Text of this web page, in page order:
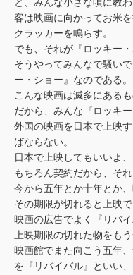
と、みんな小さな頃に教
客は映画に向かってお米
クラッカーを鳴らす。
でも、それが『ロッキー
そうやってみんなで騒い
ー・ショー』なのである。
こんな映画は滅多にあるも
だから、みんな『ロッキ
外国の映画を日本で上映
ばならない。
日本で上映してもいいよ
もちろん契約だから、それ
今から五年とか十年とか
その期限が切れると上映で
映画の広告でよく『リバ
上映期限の切れた物をも
映画館でまた向こう五年
を『リバイバル』といい、